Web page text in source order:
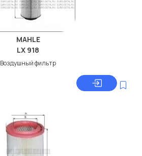
MAHLE
LX 918
Воздушный фильтр